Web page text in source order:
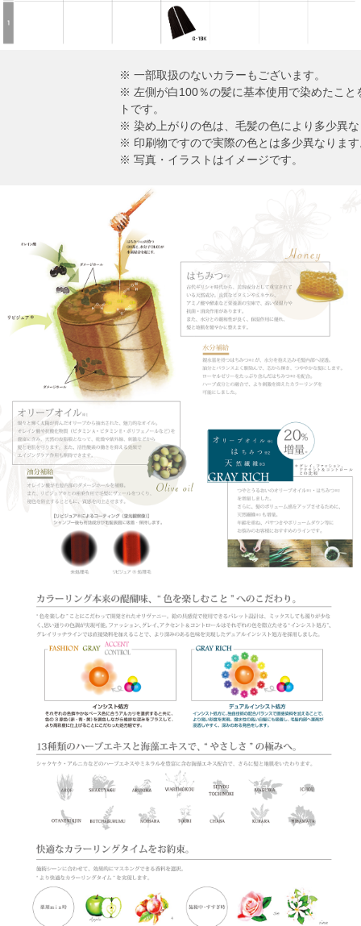
※ 一部取扱のないカラーもございます。
※ 左側が白100％の髪に基本使用で染めたこと
トです。
※ 染め上がりの色は、毛髪の色により多少異
※ 印刷物ですので実際の色とは多少異なりま
※ 写真・イラストはイメージです。